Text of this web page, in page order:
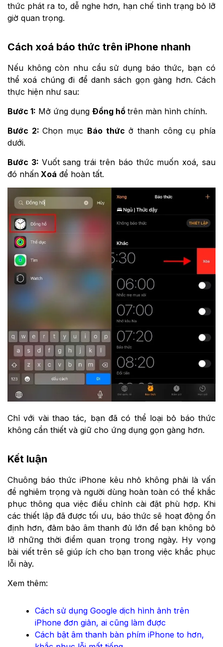
thức phát ra to, dễ nghe hơn, hạn chế tình trạng bỏ lỡ
giờ quan trọng.
Cách xoá báo thức trên iPhone nhanh
Nếu không còn nhu cầu sử dụng báo thức, bạn có
thể xoá chúng đi để danh sách gọn gàng hơn. Cách
thực hiện như sau:
Bước 1: Mở ứng dụng Đồng hồ trên màn hình chính.
Bước 2:Chọn mục Báo thức ở thanh công cụ phía
dưới.
Bước 3: Vuốt sang trái trên báo thức muốn xoá, sau
đó nhấn Xoá để hoàn tất.
Chỉ với vài thao tác, bạn đã có thể loại bỏ báo thức
không cần thiết và giữ cho ứng dụng gọn gàng hơn.
Kết luận
Chuông báo thức iPhone kêu nhỏ không phải là vấn
đề nghiêm trọng và người dùng hoàn toàn có thể khắc
phục thông qua việc điều chỉnh cài đặt phù hợp. Khi
các thiết lập đã được tối ưu, báo thức sẽ hoạt động ổn
định hơn, đảm bảo âm thanh đủ lớn để bạn không bỏ
lỡ những thời điểm quan trọng trong ngày. Hy vọng
bài viết trên sẽ giúp ích cho bạn trong việc khắc phục
lỗi này.
Xem thêm:
Cách sử dụng Google dịch hình ảnh trên
iPhone đơn giản, ai cũng làm được
Cách bật âm thanh bàn phím iPhone to hơn,